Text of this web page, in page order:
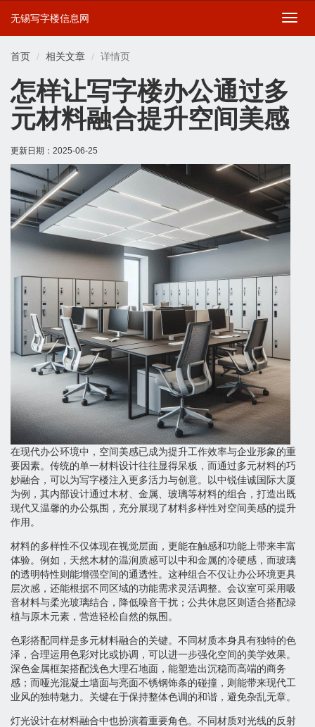
切
无锡写字楼信息网
首页 相关文章 详情页
怎样让写字楼办公通过多
元材料融合提升空间美感
更新日期： 2025-06-25
在现代办公环境中，空间美感已成为提升工作效率与企业形象的重
要因素。传统的单一材料设计往往显得呆板，而通过多元材料的巧
妙融合，可以为写字楼注入更多活力与创意。以中锐佳诚国际大厦
为例，其内部设计通过木材、金属、玻璃等材料的组合，打造出既
现代又温馨的办公氛围，充分展现了材料多样性对空间美感的提升
作用。
材料的多样性不仅体现在视觉层面，更能在触感和功能上带来丰富
体验。例如，天然木材的温润质感可以中和金属的冷硬感，而玻璃
的透明特性则能增强空间的通透性。这种组合不仅让办公环境更具
层次感，还能根据不同区域的功能需求灵活调整。会议室可采用吸
音材料与柔光玻璃结合，降低噪音干扰；公共休息区则适合搭配绿
植与原木元素，营造轻松自然的氛围。
色彩搭配同样是多元材料融合的关键。不同材质本身具有独特的色
泽，合理运用色彩对比或协调，可以进一步强化空间的美学效果。
深色金属框架搭配浅色大理石地面，能塑造出沉稳而高端的商务
感；而哑光混凝土墙面与亮面不锈钢饰条的碰撞，则能带来现代工
业风的独特魅力。关键在于保持整体色调的和谐，避免杂乱无章。
灯光设计在材料融合中也扮演着重要角色。不同材质对光线的反射